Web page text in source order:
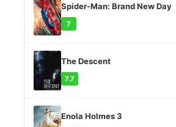
Spider-Man: Brand New Day
7
The Descent
7.7
Enola Holmes 3